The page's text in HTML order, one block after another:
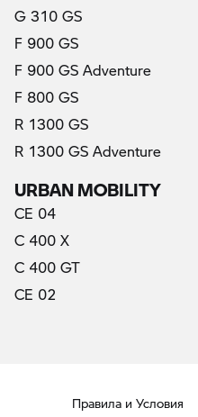
G 310 GS
F 900 GS
F 900 GS Adventure
F 800 GS
R 1300 GS
R 1300 GS Adventure
URBAN MOBILITY
CE 04
C 400 X
C 400 GT
CE 02
Правила и Условия